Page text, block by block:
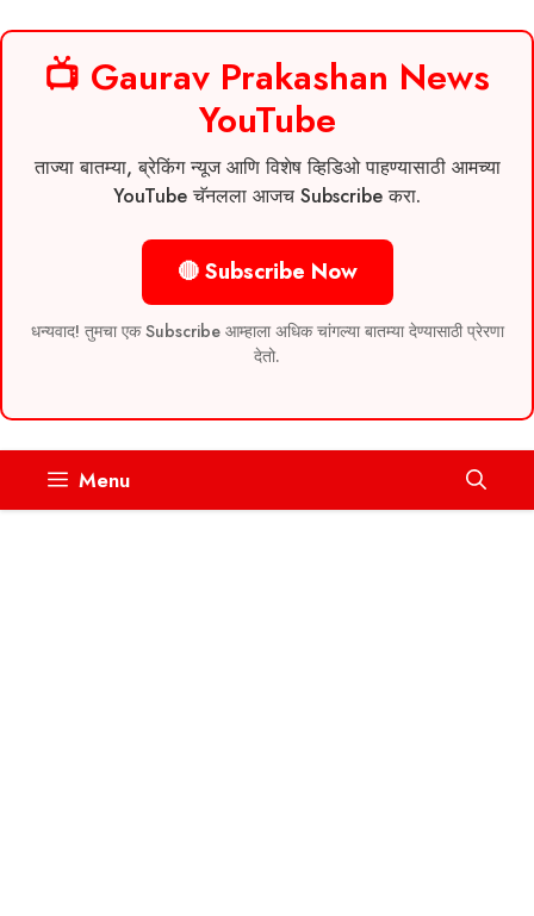
📺 Gaurav Prakashan News
YouTube
ताज्या बातम्या, ब्रेकिंग न्यूज आणि विशेष व्हिडिओ पाहण्यासाठी आमच्या
YouTube चॅनलला आजच Subscribe करा.
🔴 Subscribe Now
धन्यवाद! तुमचा एक Subscribe आम्हाला अधिक चांगल्या बातम्या देण्यासाठी प्रेरणा
देतो.
Menu